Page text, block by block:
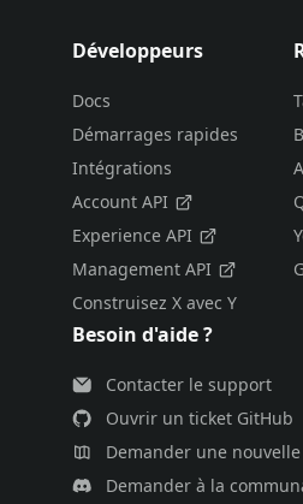
Développeurs
Docs
Démarrages rapides
Intégrations
Account API
Experience API
Management API
Construisez X avec Y
Besoin d'aide ?
Contacter le support
Ouvrir un ticket GitHub
Demander une
Demander à la